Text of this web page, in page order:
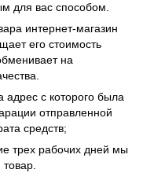
для вас способом.
интернет-магазин
его стоимость
на
адрес с которого была
отправленной
средств;
трех рабочих дней мы